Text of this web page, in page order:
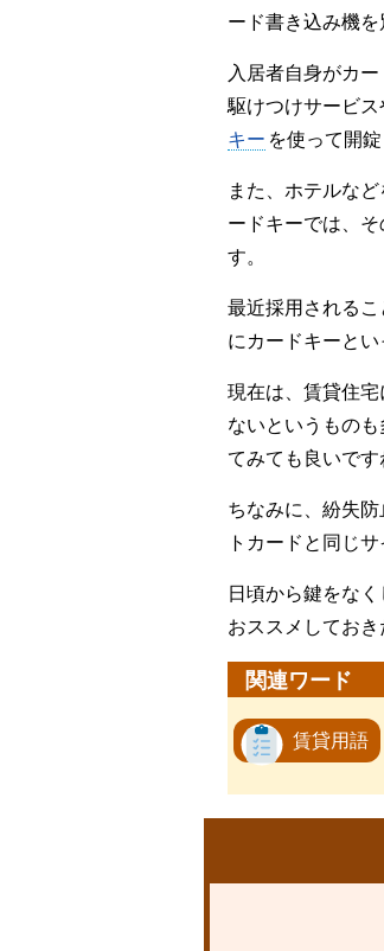
ード書き込み機
入居者自身がカ
駆けつけサービ
キー を使って開
また、ホテルな
ードキーでは、
す。
最近採用されるこ
にカードキーと
現在は、賃貸住
ないというもの
てみても良いです
ちなみに、紛失
トカードと同じ
日頃から鍵をな
おススメしてお
関連ワード
賃貸用語